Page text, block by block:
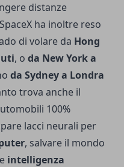
distanze
ha inoltre reso
di volare da Hong
, o da New York a
da Sydney a Londra
trova anche il
100%
lacci neurali per
, salvare il mondo
intelligenza